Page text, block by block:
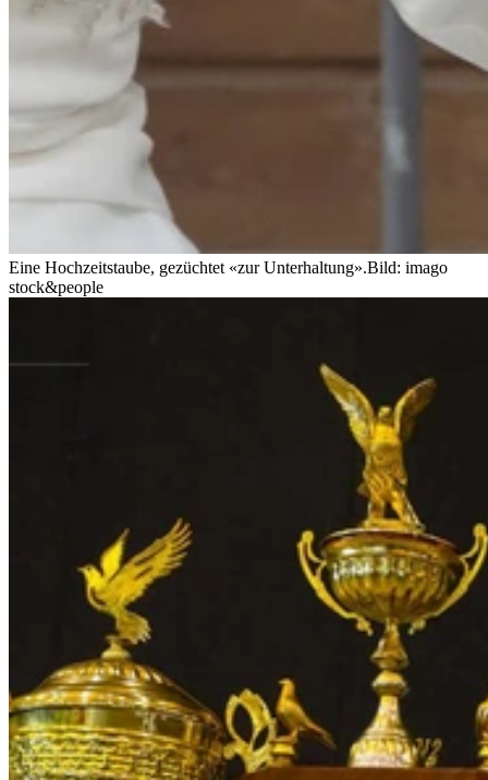
Eine Hochzeitstaube, gezüchtet «zur Unterhaltung».Bild: imago
stock&people